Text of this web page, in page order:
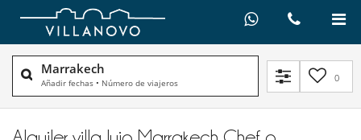
Marrakech
Añadir fechas • Número de viajeros 0